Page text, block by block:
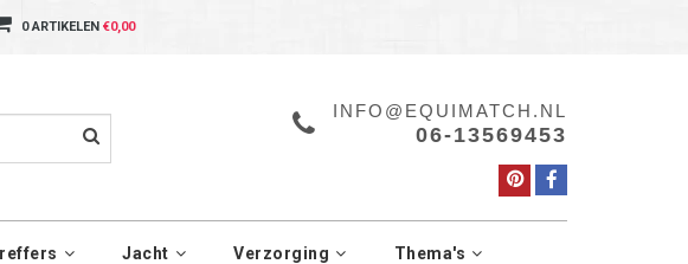
0 ARTIKELEN €0,00
INFO@EQUIMATCH.NL
06-13569453
Jacht Verzorging Thema's
Privacy Policy pagina.